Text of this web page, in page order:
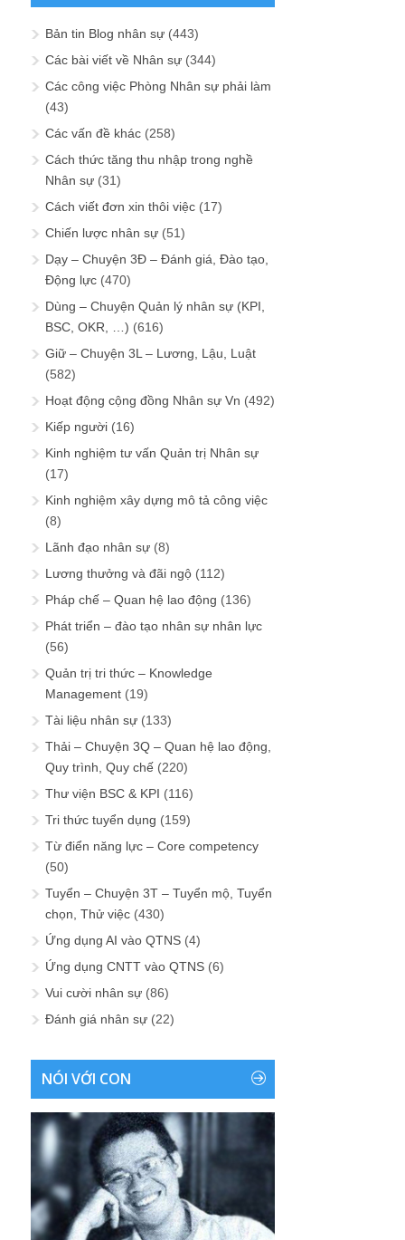
Bản tin Blog nhân sự (443)
Các bài viết về Nhân sự (344)
Các công việc Phòng Nhân sự phải làm
(43)
Các vấn đề khác (258)
Cách thức tăng thu nhập trong nghề
Nhân sự (31)
Cách viết đơn xin thôi việc (17)
Chiến lược nhân sự (51)
Dạy – Chuyện 3Đ – Đánh giá, Đào tạo,
Động lực (470)
Dùng – Chuyện Quản lý nhân sự (KPI,
BSC, OKR, …) (616)
Giữ – Chuyện 3L – Lương, Lậu, Luật
(582)
Hoạt động cộng đồng Nhân sự Vn (492)
Kiếp người (16)
Kinh nghiệm tư vấn Quản trị Nhân sự
(17)
Kinh nghiệm xây dựng mô tả công việc
(8)
Lãnh đạo nhân sự (8)
Lương thưởng và đãi ngộ (112)
Pháp chế – Quan hệ lao động (136)
Phát triển – đào tạo nhân sự nhân lực
(56)
Quản trị tri thức – Knowledge
Management (19)
Tài liệu nhân sự (133)
Thải – Chuyện 3Q – Quan hệ lao động,
Quy trình, Quy chế (220)
Thư viện BSC & KPI (116)
Tri thức tuyển dụng (159)
Từ điển năng lực – Core competency
(50)
Tuyển – Chuyện 3T – Tuyển mộ, Tuyển
chọn, Thử việc (430)
Ứng dụng AI vào QTNS (4)
Ứng dụng CNTT vào QTNS (6)
Vui cười nhân sự (86)
Đánh giá nhân sự (22)
NÓI VỚI CON